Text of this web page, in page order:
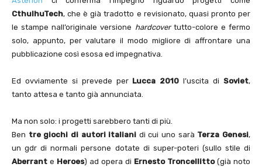
CthulhuTech, che è già tradotto e revisionato, quasi pronto per
le stampe nall’originale versione hardcover tutto-colore e fermo
solo, appunto, per valutare il modo migliore di affrontare una
pubblicazione così esosa ed impegnativa.
Ed ovviamente si prevede per Lucca 2010l’uscita diSoviet,
tanto attesa e tanto già annunciata.
Ma non solo: i progetti sarebbero tanti di più.
Ben tre giochi di autori italiani di cui uno sarà Terza Genesi,
un gdr di normali persone dotate di super-poteri (sullo stile di
Aberrant e Heroes) ad opera di Ernesto Troncellitto(già noto